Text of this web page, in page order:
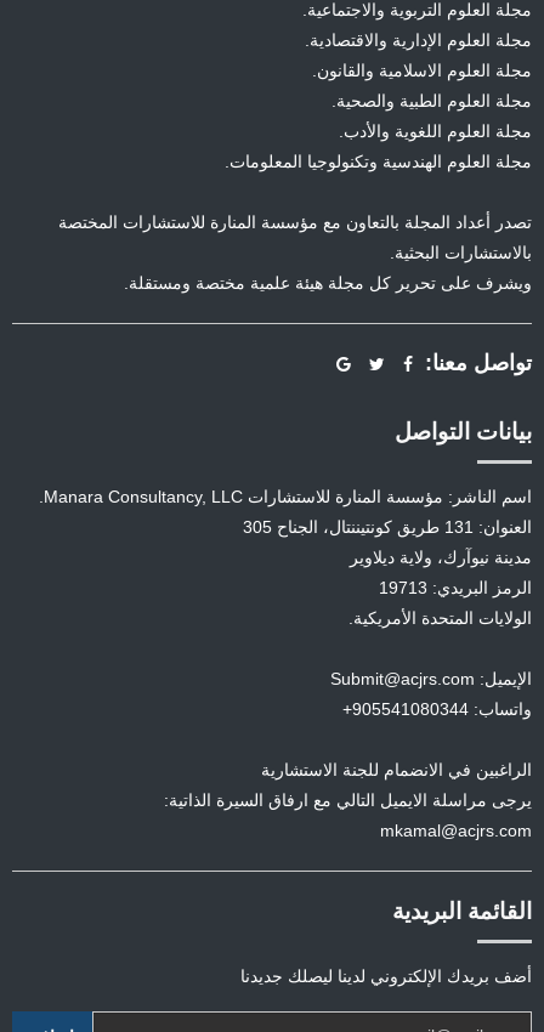
مجلة العلوم التربوية والاجتماعية.
مجلة العلوم الإدارية والاقتصادية.
مجلة العلوم الاسلامية والقانون.
مجلة العلوم الطبية والصحية.
مجلة العلوم اللغوية والأدب.
مجلة العلوم الهندسية وتكنولوجيا المعلومات.
تصدر أعداد المجلة بالتعاون مع مؤسسة المنارة للاستشارات المختصة
بالاستشارات البحثية.
ويشرف على تحرير كل مجلة هيئة علمية مختصة ومستقلة.
تواصل معنا:
بيانات التواصل
اسم الناشر: مؤسسة المنارة للاستشارات Manara Consultancy, LLC.
العنوان: 131 طريق كونتيننتال، الجناح 305
مدينة نيوآرك، ولاية ديلاوير
الرمز البريدي: 19713
الولايات المتحدة الأمريكية.
الإيميل: Submit@acjrs.com
واتساب: 905541080344+
الراغبين في الانضمام للجنة الاستشارية
يرجى مراسلة الايميل التالي مع ارفاق السيرة الذاتية:
mkamal@acjrs.com
القائمة البريدية
أضف بريدك الإلكتروني لدينا ليصلك جديدنا